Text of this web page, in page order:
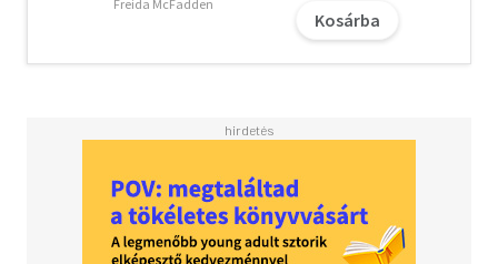
lendületű, izgalmas nyomozásba kezd.Stieg Larsson
világhírű Millennium-trilógiájának első kötete 2005-ben
Olvasd el mások véleményét is!
Freida McFadden
Kosárba